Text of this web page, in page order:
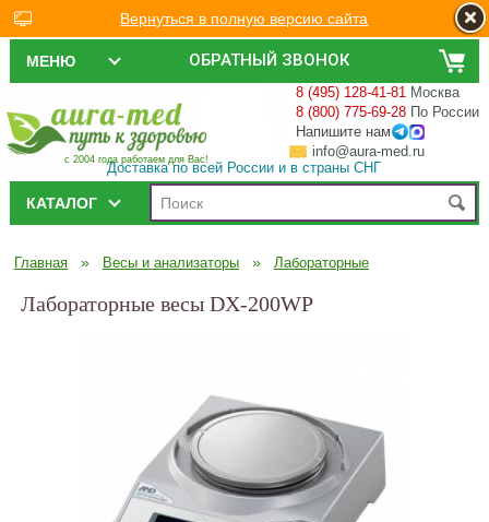
ОБРАТНЫЙ ЗВОНОК
МЕНЮ
с 2004 года работаем для Вас!
8 (495) 128-41-81 Москва
8 (800) 775-69-28 По России
Напишите нам
info@aura-med.ru
Доставка по всей России и в страны СНГ
КАТАЛОГ
Главная » Весы и анализаторы » Лабораторные
Лабораторные весы DX-200WP
Вернуться в полную версию сайта